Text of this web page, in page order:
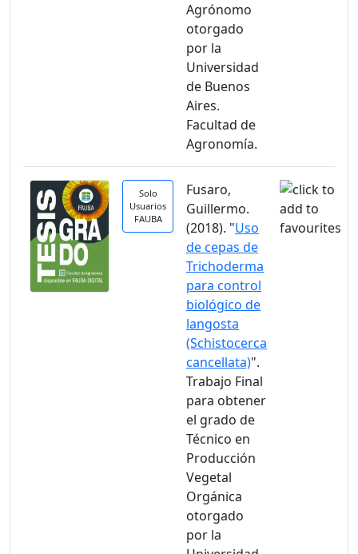
Agrónomo
otorgado
por la
Universidad
de Buenos
Aires.
Facultad de
Agronomía.
Solo
Usuarios
FAUBA
Fusaro,
Guillermo.
(2018). "Uso
de cepas de
Trichoderma
para control
biológico de
langosta
(Schistocerca
cancellata)".
Trabajo Final
para obtener
el grado de
Técnico en
Producción
Vegetal
Orgánica
otorgado
por la